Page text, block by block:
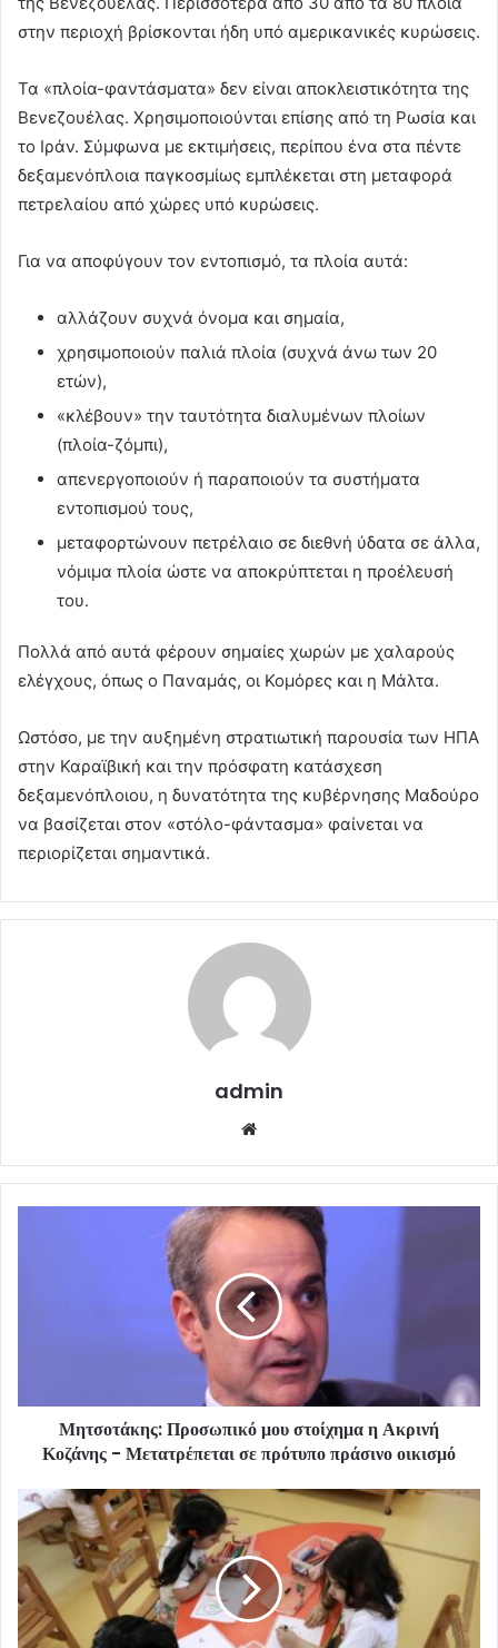
στην περιοχή βρίσκονται ήδη υπό αμερικανικές κυρώσεις.
Τα «πλοία-φαντάσματα» δεν είναι αποκλειστικότητα της
Βενεζουέλας. Χρησιμοποιούνται επίσης από τη Ρωσία και
το Ιράν. Σύμφωνα με εκτιμήσεις, περίπου ένα στα πέντε
δεξαμενόπλοια παγκοσμίως εμπλέκεται στη μεταφορά
πετρελαίου από χώρες υπό κυρώσεις.
Για να αποφύγουν τον εντοπισμό, τα πλοία αυτά:
αλλάζουν συχνά όνομα και σημαία,
χρησιμοποιούν παλιά πλοία (συχνά άνω των 20
ετών),
«κλέβουν» την ταυτότητα διαλυμένων πλοίων
(πλοία-ζόμπι),
απενεργοποιούν ή παραποιούν τα συστήματα
εντοπισμού τους,
μεταφορτώνουν πετρέλαιο σε διεθνή ύδατα σε άλλα,
νόμιμα πλοία ώστε να αποκρύπτεται η προέλευσή
του.
Πολλά από αυτά φέρουν σημαίες χωρών με χαλαρούς
ελέγχους, όπως ο Παναμάς, οι Κομόρες και η Μάλτα.
Ωστόσο, με την αυξημένη στρατιωτική παρουσία των ΗΠΑ
στην Καραϊβική και την πρόσφατη κατάσχεση
δεξαμενόπλοιου, η δυνατότητα της κυβέρνησης Μαδούρο
να βασίζεται στον «στόλο-φάντασμα» φαίνεται να
περιορίζεται σημαντικά.
admin
Μητσοτάκης: Προσωπικό μου στοίχημα η Ακρινή
Κοζάνης - Μετατρέπεται σε πρότυπο πράσινο οικισμό